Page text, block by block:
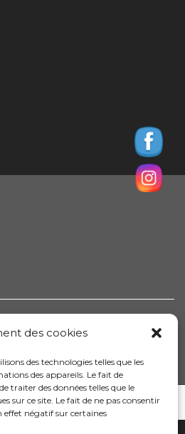
des cookies
des technologies telles que les
des appareils. Le fait de
traiter des données telles que le
sur ce site. Le fait de ne pas consentir
négatif sur certaines
Informations sur les cookies